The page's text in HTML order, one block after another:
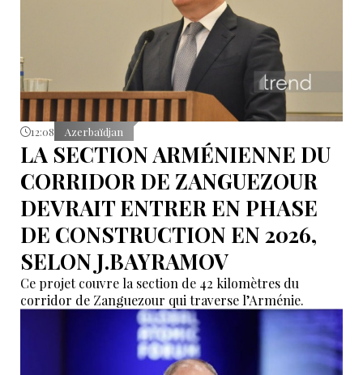
12:08 Azerbaïdjan
LA SECTION ARMÉNIENNE DU
CORRIDOR DE ZANGUEZOUR
DEVRAIT ENTRER EN PHASE
DE CONSTRUCTION EN 2026,
SELON J.BAYRAMOV
Ce projet couvre la section de 42 kilomètres du
corridor de Zanguezour qui traverse l’Arménie.